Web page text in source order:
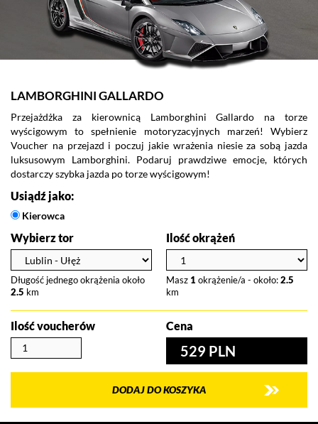
LAMBORGHINI GALLARDO
Przejażdżka za kierownicą Lamborghini Gallardo na torze
wyścigowym to spełnienie motoryzacyjnych marzeń! Wybierz
Voucher na przejazd i poczuj jakie wrażenia niesie za sobą jazda
luksusowym Lamborghini. Podaruj prawdziwe emocje, których
dostarczy szybka jazda po torze wyścigowym!
Usiądź jako:
Kierowca
Wybierz tor
Długość jednego okrążenia około
2.5 km
Ilość okrążeń
Masz 1 okrążenie/a - około: 2.5
km
Ilość voucherów Cena
529 PLN
DODAJ DO KOSZYKA